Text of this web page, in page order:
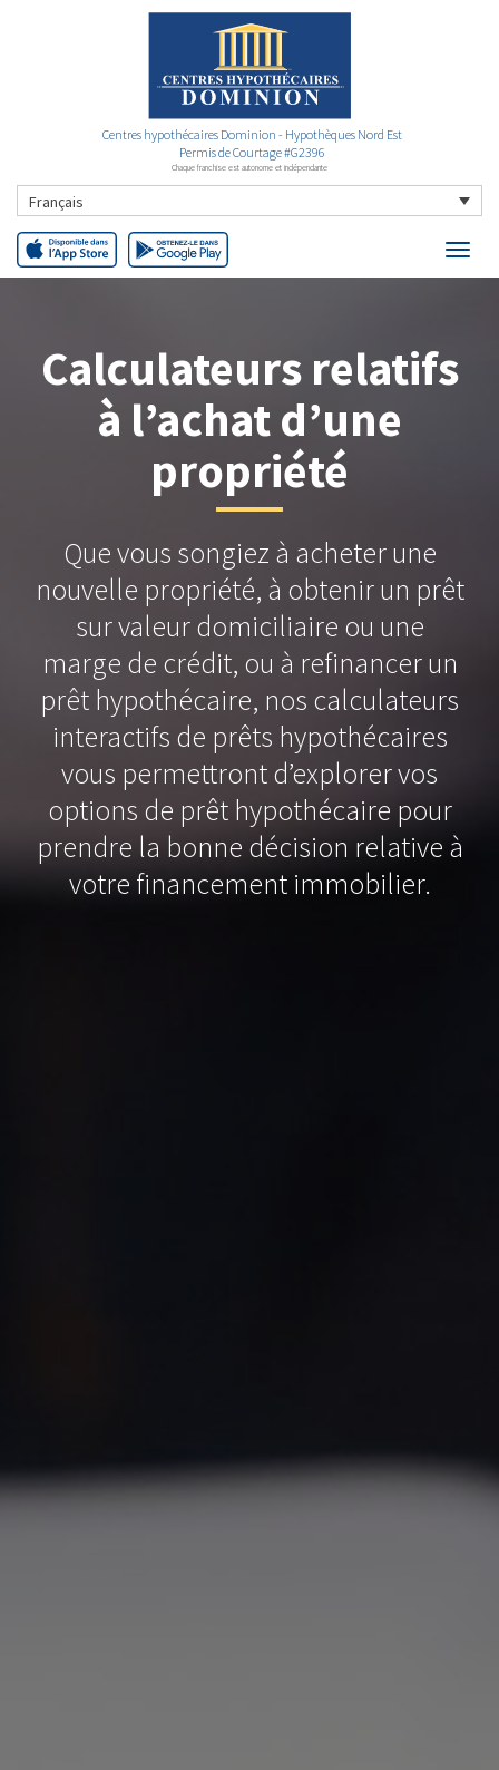
Centres hypothécaires Dominion - Hypothèques Nord Est
Permis de Courtage #G2396
Chaque franchise est autonome et indépendante
Français
Calculateurs relatifs
à l’achat d’une
propriété
Que vous songiez à acheter une
nouvelle propriété, à obtenir un prêt
sur valeur domiciliaire ou une
marge de crédit, ou à refinancer un
prêt hypothécaire, nos calculateurs
interactifs de prêts hypothécaires
vous permettront d’explorer vos
options de prêt hypothécaire pour
prendre la bonne décision relative à
votre financement immobilier.